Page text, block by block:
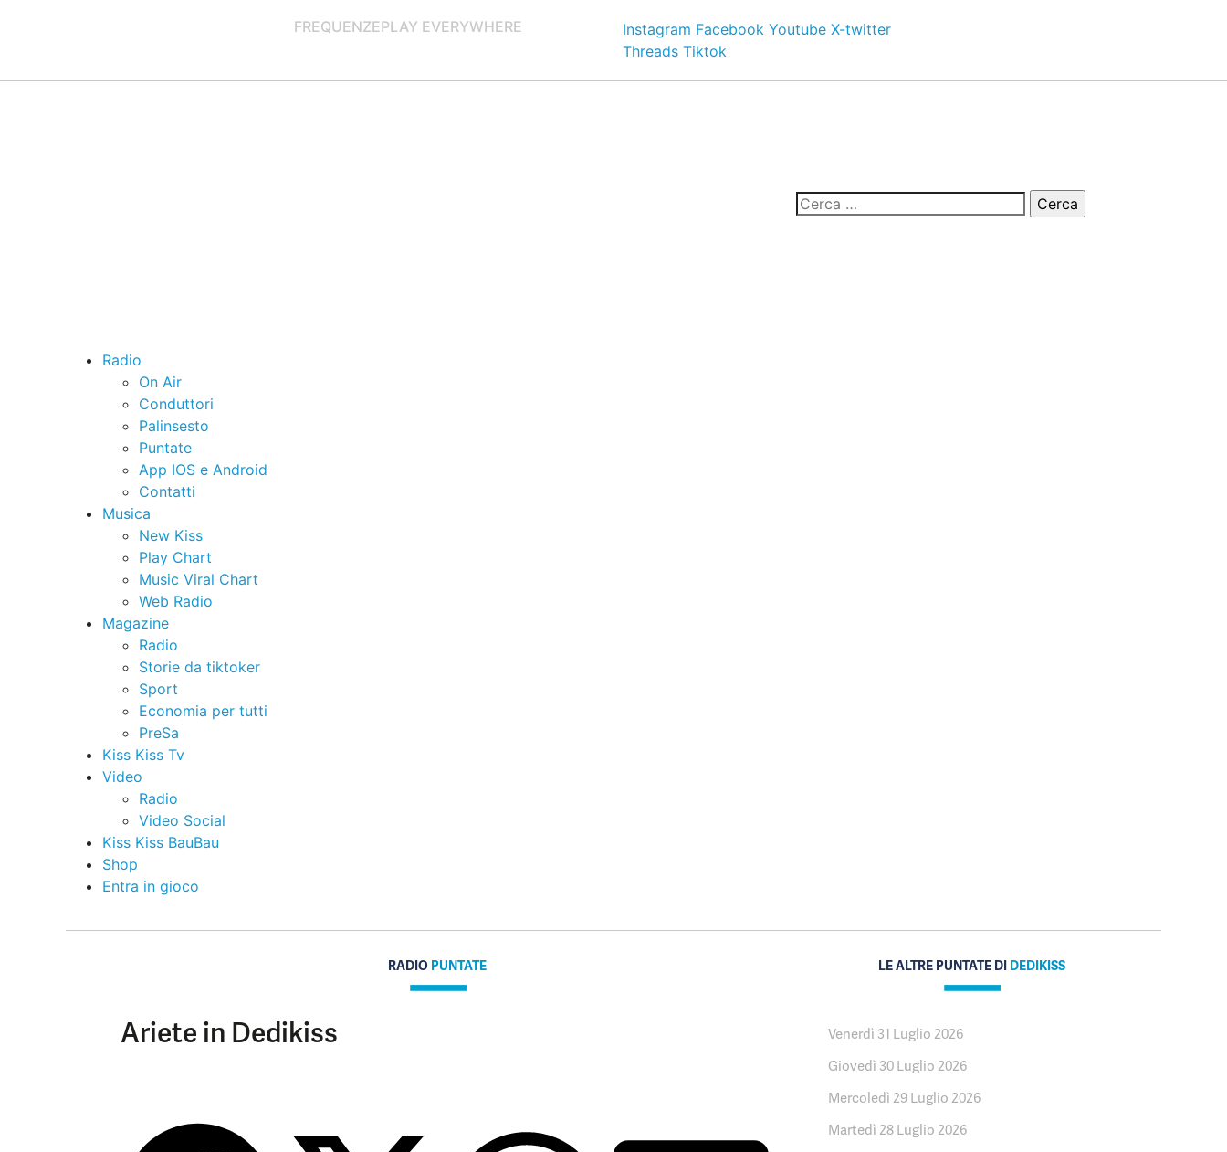
FREQUENZEPLAY EVERYWHERE Instagram Facebook Youtube X-twitter
Threads Tiktok
Radio
On Air
Conduttori
Palinsesto
Puntate
App IOS e Android
Contatti
Musica
New Kiss
Play Chart
Music Viral Chart
Web Radio
Magazine
Radio
Storie da tiktoker
Sport
Economia per tutti
PreSa
Kiss Kiss Tv
Video
Radio
Video Social
Kiss Kiss BauBau
Shop
Entra in gioco
RADIO PUNTATE
Ariete in Dedikiss
LE ALTRE PUNTATE DI DEDIKISS
Venerdì 31 Luglio 2026
Giovedì 30 Luglio 2026
Mercoledì 29 Luglio 2026
Martedì 28 Luglio 2026